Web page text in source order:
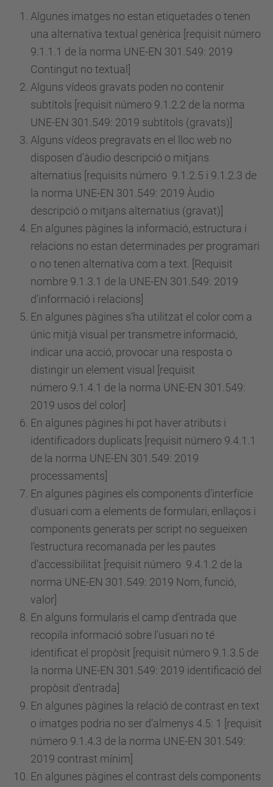
Algunes imatges no estan etiquetades o tenen
una alternativa textual genèrica [requisit número
9.1.1.1 de la norma UNE-EN 301.549: 2019
Contingut no textual]
Alguns vídeos gravats poden no contenir
subtítols [requisit número 9.1.2.2 de la norma
UNE-EN 301.549: 2019 subtítols (gravats)]
Alguns vídeos pregravats en el lloc web no
disposen d'àudio descripció o mitjans
alternatius [requisits número 9.1.2.5 i 9.1.2.3 de
la norma UNE-EN 301.549: 2019 Àudio
descripció o mitjans alternatius (gravat)]
En algunes pàgines la informació, estructura i
relacions no estan determinades per programari
o no tenen alternativa com a text. [Requisit
nombre 9.1.3.1 de la UNE-EN 301.549: 2019
d'informació i relacions]
En algunes pàgines s'ha utilitzat el color com a
únic mitjà visual per transmetre informació,
indicar una acció, provocar una resposta o
distingir un element visual [requisit
número 9.1.4.1 de la norma UNE-EN 301.549:
2019 usos del color]
En algunes pàgines hi pot haver atributs i
identificadors duplicats [requisit número 9.4.1.1
de la norma UNE-EN 301.549: 2019
processaments]
En algunes pàgines els components d'interfície
d'usuari com a elements de formulari, enllaços i
components generats per script no segueixen
l'estructura recomanada per les pautes
d'accessibilitat [requisit número 9.4.1.2 de la
norma UNE-EN 301.549: 2019 Nom, funció,
valor]
En alguns formularis el camp d'entrada que
recopila informació sobre l'usuari no té
identificat el propòsit [requisit número 9.1.3.5 de
la norma UNE-EN 301.549: 2019 identificació del
propòsit d'entrada]
En algunes pàgines la relació de contrast en text
o imatges podria no ser d’almenys 4.5: 1 [requisit
número 9.1.4.3 de la norma UNE-EN 301.549:
2019 contrast mínim]
En algunes pàgines el contrast dels components